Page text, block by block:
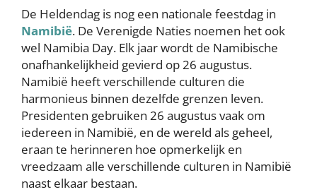
De Heldendag is nog een nationale feestdag in
Namibië. De Verenigde Naties noemen het ook
wel Namibia Day. Elk jaar wordt de Namibische
onafhankelijkheid gevierd op 26 augustus.
Namibië heeft verschillende culturen die
harmonieus binnen dezelfde grenzen leven.
Presidenten gebruiken 26 augustus vaak om
iedereen in Namibië, en de wereld als geheel,
eraan te herinneren hoe opmerkelijk en
vreedzaam alle verschillende culturen in Namibië
naast elkaar bestaan.